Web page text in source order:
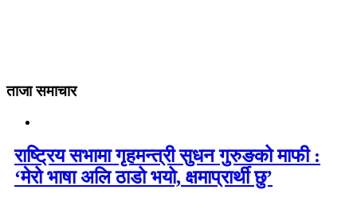
ताजा समाचार
राष्ट्रिय सभामा गृहमन्त्री सुधन गुरुङको माफी :
‘मेरो भाषा अलि ठाडो भयो, क्षमाप्रार्थी छु’